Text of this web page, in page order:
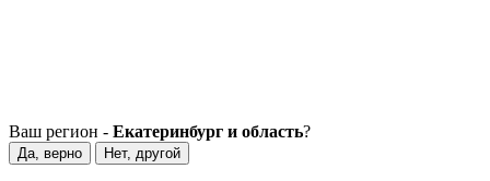
Ваш регион - Екатеринбург и область?
Да, верно Нет, другой